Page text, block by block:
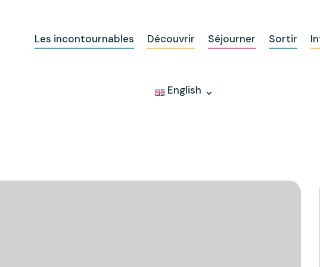
Les incontournables Découvrir Séjourner Sortir
English